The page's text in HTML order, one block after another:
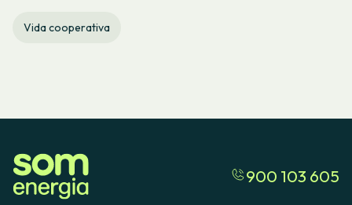
Vida cooperativa
900 103 605